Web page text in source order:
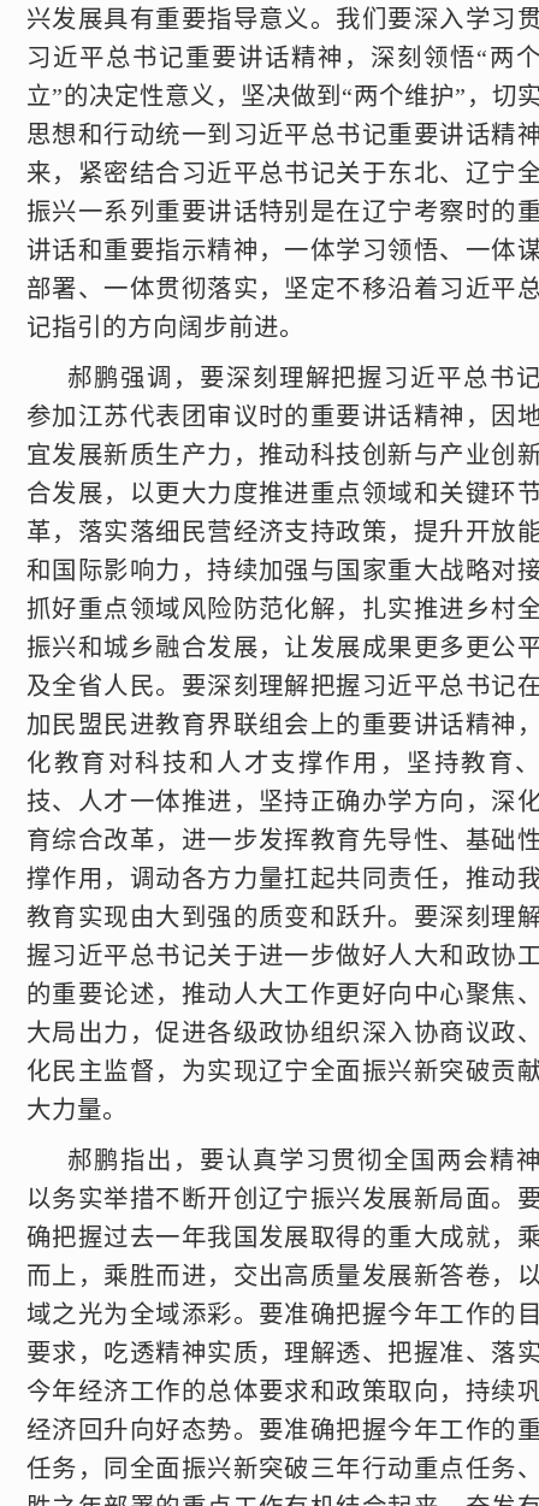
兴发展具有重要指导意义。我们要深入学习
习近平总书记重要讲话精神，深刻领悟“两
立”的决定性意义，坚决做到“两个维护”，切
思想和行动统一到习近平总书记重要讲话精
来，紧密结合习近平总书记关于东北、辽宁
振兴一系列重要讲话特别是在辽宁考察时的
讲话和重要指示精神，一体学习领悟、一体
部署、一体贯彻落实，坚定不移沿着习近平
记指引的方向阔步前进。
郝鹏强调，要深刻理解把握习近平总书
参加江苏代表团审议时的重要讲话精神，因
宜发展新质生产力，推动科技创新与产业创
合发展，以更大力度推进重点领域和关键环
革，落实落细民营经济支持政策，提升开放
和国际影响力，持续加强与国家重大战略对
抓好重点领域风险防范化解，扎实推进乡村
振兴和城乡融合发展，让发展成果更多更公
及全省人民。要深刻理解把握习近平总书记
加民盟民进教育界联组会上的重要讲话精神
化教育对科技和人才支撑作用，坚持教育
技、人才一体推进，坚持正确办学方向，深
育综合改革，进一步发挥教育先导性、基础
撑作用，调动各方力量扛起共同责任，推动
教育实现由大到强的质变和跃升。要深刻理
握习近平总书记关于进一步做好人大和政协
的重要论述，推动人大工作更好向中心聚焦
大局出力，促进各级政协组织深入协商议政
化民主监督，为实现辽宁全面振兴新突破贡
大力量。
郝鹏指出，要认真学习贯彻全国两会精
以务实举措不断开创辽宁振兴发展新局面。
确把握过去一年我国发展取得的重大成就，
而上，乘胜而进，交出高质量发展新答卷，
域之光为全域添彩。要准确把握今年工作的
要求，吃透精神实质，理解透、把握准、落
今年经济工作的总体要求和政策取向，持续
经济回升向好态势。要准确把握今年工作的
任务，同全面振兴新突破三年行动重点任务